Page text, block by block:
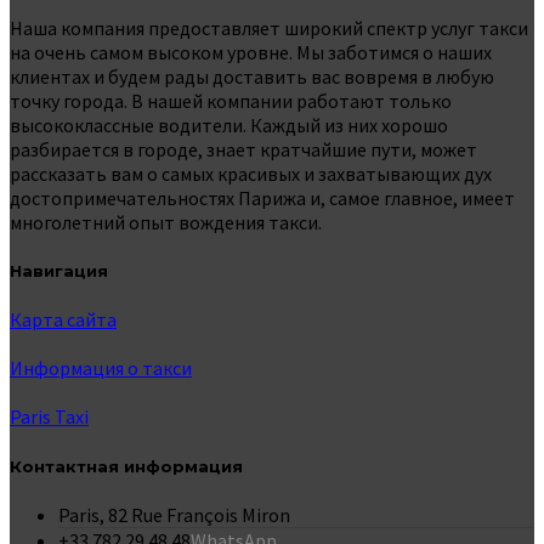
Наша компания предоставляет широкий спектр услуг такси
на очень самом высоком уровне. Мы заботимся о наших
клиентах и ​​будем рады доставить вас вовремя в любую
точку города. В нашей компании работают только
высококлассные водители. Каждый из них хорошо
разбирается в городе, знает кратчайшие пути, может
рассказать вам о самых красивых и захватывающих дух
достопримечательностях Парижа и, самое главное, имеет
многолетний опыт вождения такси.
Навигация
Карта сайта
Информация о такси
Paris Taxi
Контактная информация
Paris, 82 Rue François Miron